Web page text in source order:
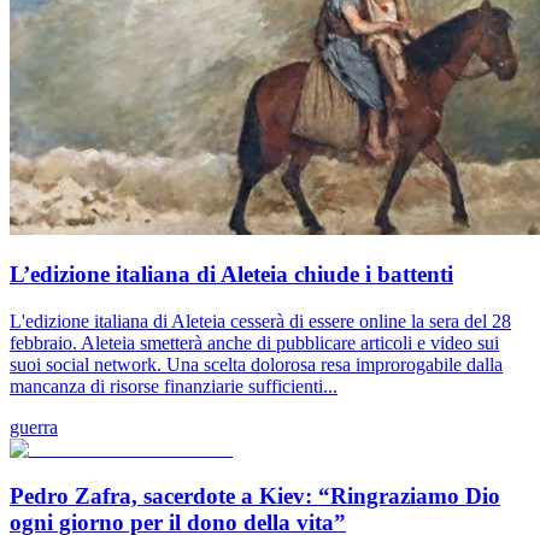
L’edizione italiana di Aleteia chiude i battenti
L'edizione italiana di Aleteia cesserà di essere online la sera del 28
febbraio. Aleteia smetterà anche di pubblicare articoli e video sui
suoi social network. Una scelta dolorosa resa improrogabile dalla
mancanza di risorse finanziarie sufficienti...
guerra
Pedro Zafra, sacerdote a Kiev: “Ringraziamo Dio
ogni giorno per il dono della vita”